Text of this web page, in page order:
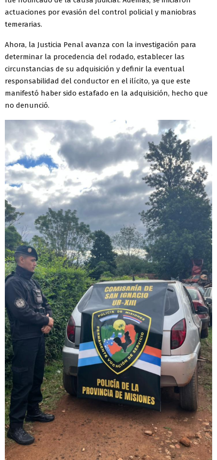
actuaciones por evasión del control policial y maniobras
temerarias.
Ahora, la Justicia Penal avanza con la investigación para
determinar la procedencia del rodado, establecer las
circunstancias de su adquisición y definir la eventual
responsabilidad del conductor en el ilícito, ya que este
manifestó haber sido estafado en la adquisición, hecho que
no denunció.